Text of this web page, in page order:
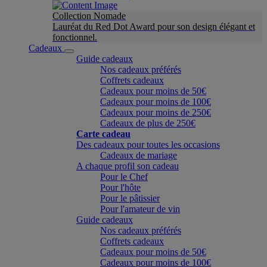
Collection Nomade
Lauréat du Red Dot Award pour son design élégant et
fonctionnel.
Cadeaux
Guide cadeaux
Nos cadeaux préférés
Coffrets cadeaux
Cadeaux pour moins de 50€
Cadeaux pour moins de 100€
Cadeaux pour moins de 250€
Cadeaux de plus de 250€
Carte cadeau
Des cadeaux pour toutes les occasions
Cadeaux de mariage
A chaque profil son cadeau
Pour le Chef
Pour l'hôte
Pour le pâtissier
Pour l'amateur de vin
Guide cadeaux
Nos cadeaux préférés
Coffrets cadeaux
Cadeaux pour moins de 50€
Cadeaux pour moins de 100€